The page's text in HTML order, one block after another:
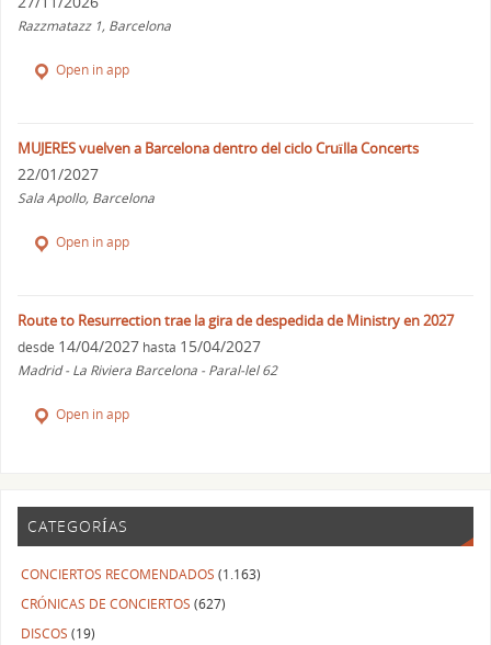
Razzmatazz 1, Barcelona
Open in app
MUJERES vuelven a Barcelona dentro del ciclo Cruïlla Concerts
22/01/2027
Sala Apollo, Barcelona
Open in app
Route to Resurrection trae la gira de despedida de Ministry en 2027
desde 14/04/2027 hasta 15/04/2027
Madrid - La Riviera Barcelona - Paral-lel 62
Open in app
CATEGORÍAS
CONCIERTOS RECOMENDADOS (1.163)
CRÓNICAS DE CONCIERTOS (627)
DISCOS (19)